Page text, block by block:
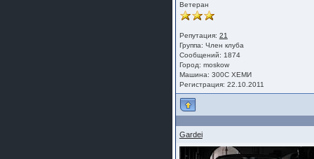
Ветеран
Репутация: 21
Группа: Член клуба
Сообщений: 1874
Город: moskow
Машина: 300С ХЕМИ
Регистрация: 22.10.2011
Gardei